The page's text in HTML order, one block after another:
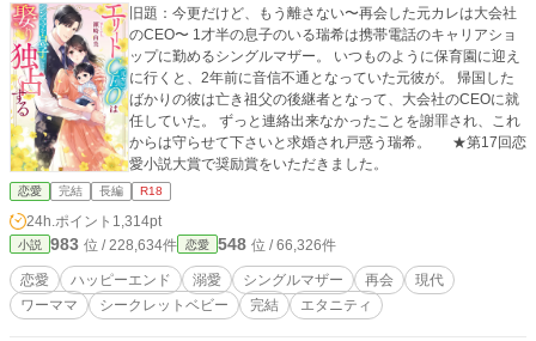
旧題：今更だけど、もう離さない〜再会した元カレは大会社
のCEO〜 1才半の息子のいる瑞希は携帯電話のキャリアショ
ップに勤めるシングルマザー。 いつものように保育園に迎え
に行くと、2年前に音信不通となっていた元彼が。 帰国した
ばかりの彼は亡き祖父の後継者となって、大会社のCEOに就
任していた。 ずっと連絡出来なかったことを謝罪され、これ
からは守らせて下さいと求婚され戸惑う瑞希。 ★第17回恋
愛小説大賞で奨励賞をいただきました。
恋愛 完結 長編 R18
24h.ポイント 1,314pt
小説 983 位 / 228,634件 恋愛 548 位 / 66,326件
恋愛 ハッピーエンド 溺愛 シングルマザー 再会
現代
ワーママ
シークレットベビー 完結 エタニティ